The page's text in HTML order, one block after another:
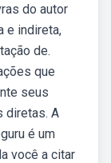
do autor
e indireta,
de.
que
seus
diretas. A
é um
você a citar